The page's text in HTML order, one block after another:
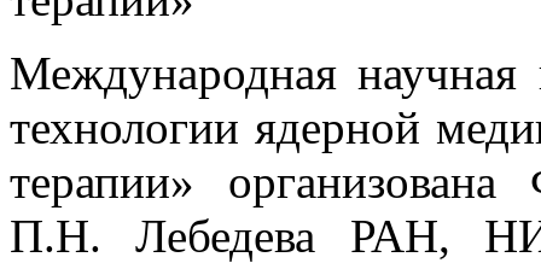
Международная
технологии ядерной
терапии»
П.Н. Лебедева РАН,